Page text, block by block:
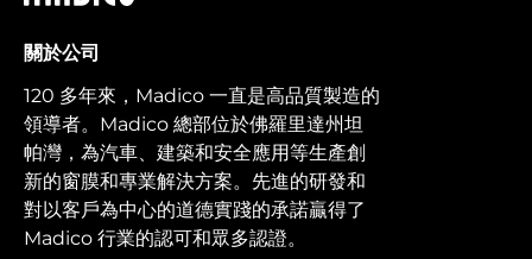
關於公司
120 多年來，Madico 一直是高品質製造的
領導者。Madico 總部位於佛羅里達州坦
帕灣，為汽車、建築和安全應用等生產創
新的窗膜和專業解決方案。先進的研發和
對以客戶為中心的道德實踐的承諾贏得了
Madico 行業的認可和眾多認證。